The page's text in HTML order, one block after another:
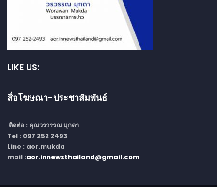
LIKE US:
สื่อโฆษณา-ประชาสัมพันธ์
ติดต่อ : คุณวรวรรณ มุกดา
Tel : 097 252 2493
Line : aor.mukda
mail :aor.innewsthailand@gmail.com